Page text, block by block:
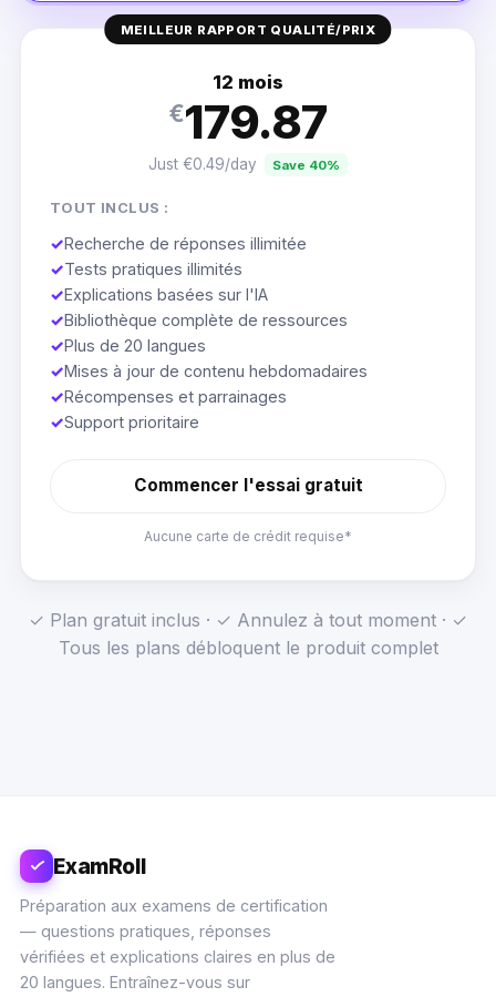
MEILLEUR RAPPORT QUALITÉ/PRIX
12 mois
€179.87
Just €0.49/day Save 40%
TOUT INCLUS :
✓Recherche de réponses illimitée
✓Tests pratiques illimités
✓Explications basées sur l'IA
✓Bibliothèque complète de ressources
✓Plus de 20 langues
✓Mises à jour de contenu hebdomadaires
✓Récompenses et parrainages
✓Support prioritaire
Commencer l'essai gratuit
Aucune carte de crédit requise*
✓ Plan gratuit inclus · ✓ Annulez à tout moment · ✓
Tous les plans débloquent le produit complet
ExamRoll
Préparation aux examens de certification
— questions pratiques, réponses
vérifiées et explications claires en plus de
20 langues. Entraînez-vous sur